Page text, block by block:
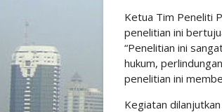
Ketua Tim Peneliti
penelitian ini
“Penelitian ini
hukum,
penelitian ini
Kegiatan